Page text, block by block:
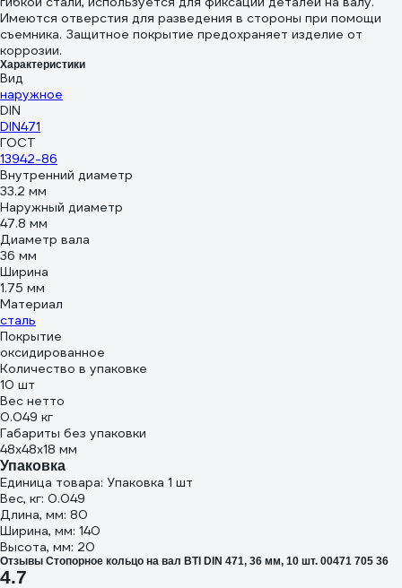
Имеются отверстия для разведения в стороны при помощи
съемника. Защитное покрытие предохраняет изделие от
коррозии.
Характеристики
Вид
наружное
DIN
DIN471
ГОСТ
13942-86
Внутренний диаметр
33.2 мм
Наружный диаметр
47.8 мм
Диаметр вала
36 мм
Ширина
1.75 мм
Материал
сталь
Покрытие
оксидированное
Количество в упаковке
10 шт
Вес нетто
0.049 кг
Габариты без упаковки
48x48x18 мм
Упаковка
Единица товара: Упаковка 1 шт
Вес, кг: 0.049
Длина, мм: 80
Ширина, мм: 140
Высота, мм: 20
Отзывы Стопорное кольцо на вал BTI DIN 471, 36 мм, 10 шт. 00471 705 36
4.7